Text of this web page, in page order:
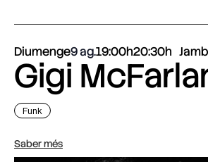
Diumenge9 ag.19:00h20:30h
Gigi
Funk
Saber més